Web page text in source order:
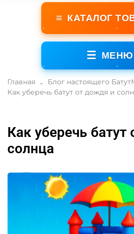
≡ КАТАЛОГ
☰ МЕНЮ
Главная
Блог настоящего
Как уберечь батут от дождя и
Как уберечь
солнца